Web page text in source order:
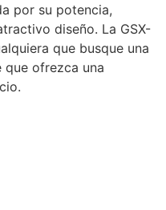
por su potencia,
diseño. La GSX-
que busque una
ofrezca una